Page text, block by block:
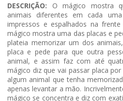
DESCRIÇÃO: O mágico mostra
animais diferentes em cada
impressos e espalhados na
mágico mostra uma das placas e
plateia memorizar um dos
placa e pede para que outra
animal, e assim faz com até
mágico diz que vai passar placa
algum animal que tenha
apenas levantar a mão.
mágico se concentra e diz com